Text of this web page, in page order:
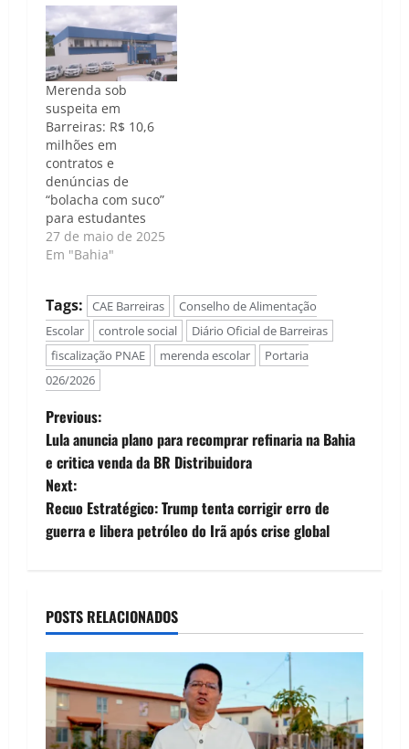
Merenda sob
suspeita em
Barreiras: R$ 10,6
milhões em
contratos e
denúncias de
“bolacha com suco”
para estudantes
27 de maio de 2025
Em "Bahia"
Tags: CAE Barreiras
Conselho de Alimentação
Escolar
controle social
Diário Oficial de Barreiras
fiscalização PNAE
merenda escolar
Portaria
026/2026
P
o
s
t
a
v
i
g
Previous:
Lula anuncia plano para recomprar refinaria na Bahia
e critica venda da BR Distribuidora
Next:
Recuo Estratégico: Trump tenta corrigir erro de
guerra e libera petróleo do Irã após crise global
POSTS RELACIONADOS